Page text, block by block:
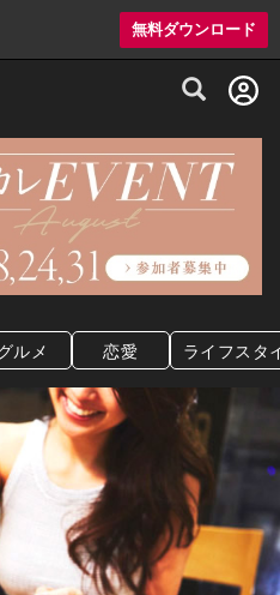
無料ダウンロード
情報・プレミアムレストラン予約
ルメ 恋愛 ライフスタ